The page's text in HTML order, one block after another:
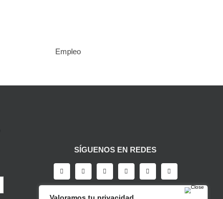
Empleo
SÍGUENOS EN REDES